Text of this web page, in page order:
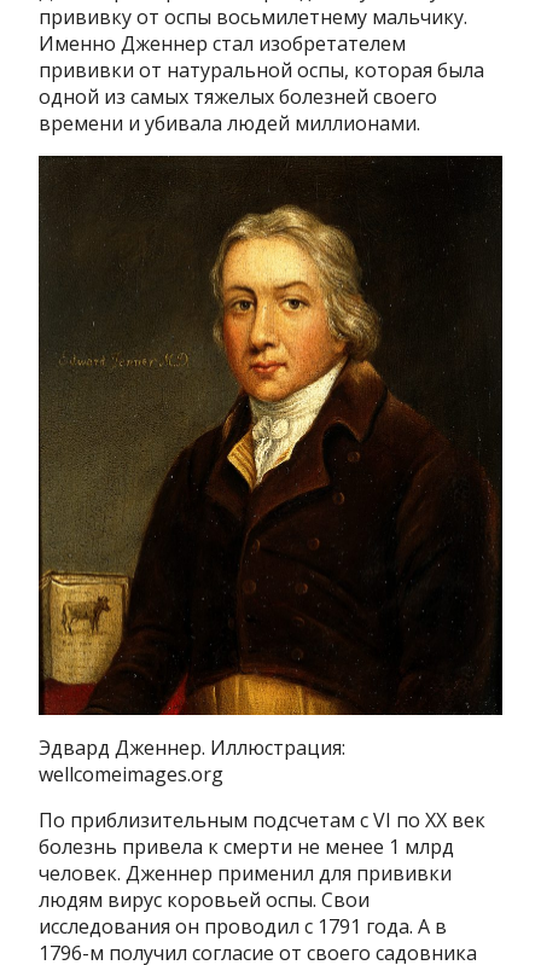
прививку от оспы восьмилетнему мальчику.
Именно Дженнер стал изобретателем
прививки от натуральной оспы, которая была
одной из самых тяжелых болезней своего
времени и убивала людей миллионами.
Эдвард Дженнер. Иллюстрация:
wellcomeimages.org
По приблизительным подсчетам с VI по XX век
болезнь привела к смерти не менее 1 млрд
человек. Дженнер применил для прививки
людям вирус коровьей оспы. Свои
исследования он проводил с 1791 года. А в
1796-м получил согласие от своего садовника